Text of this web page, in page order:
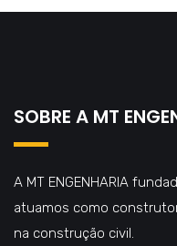
SOBRE A MT
A MT ENGENHARIA
atuamos como
na construção civil.